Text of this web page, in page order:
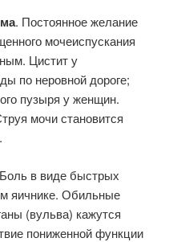
. Постоянное желание
мочеиспускания
Цистит у
по неровной дороге;
пузыря у женщин.
мочи становится
в виде быстрых
яичнике. Обильные
(вульва) кажутся
пониженной функции